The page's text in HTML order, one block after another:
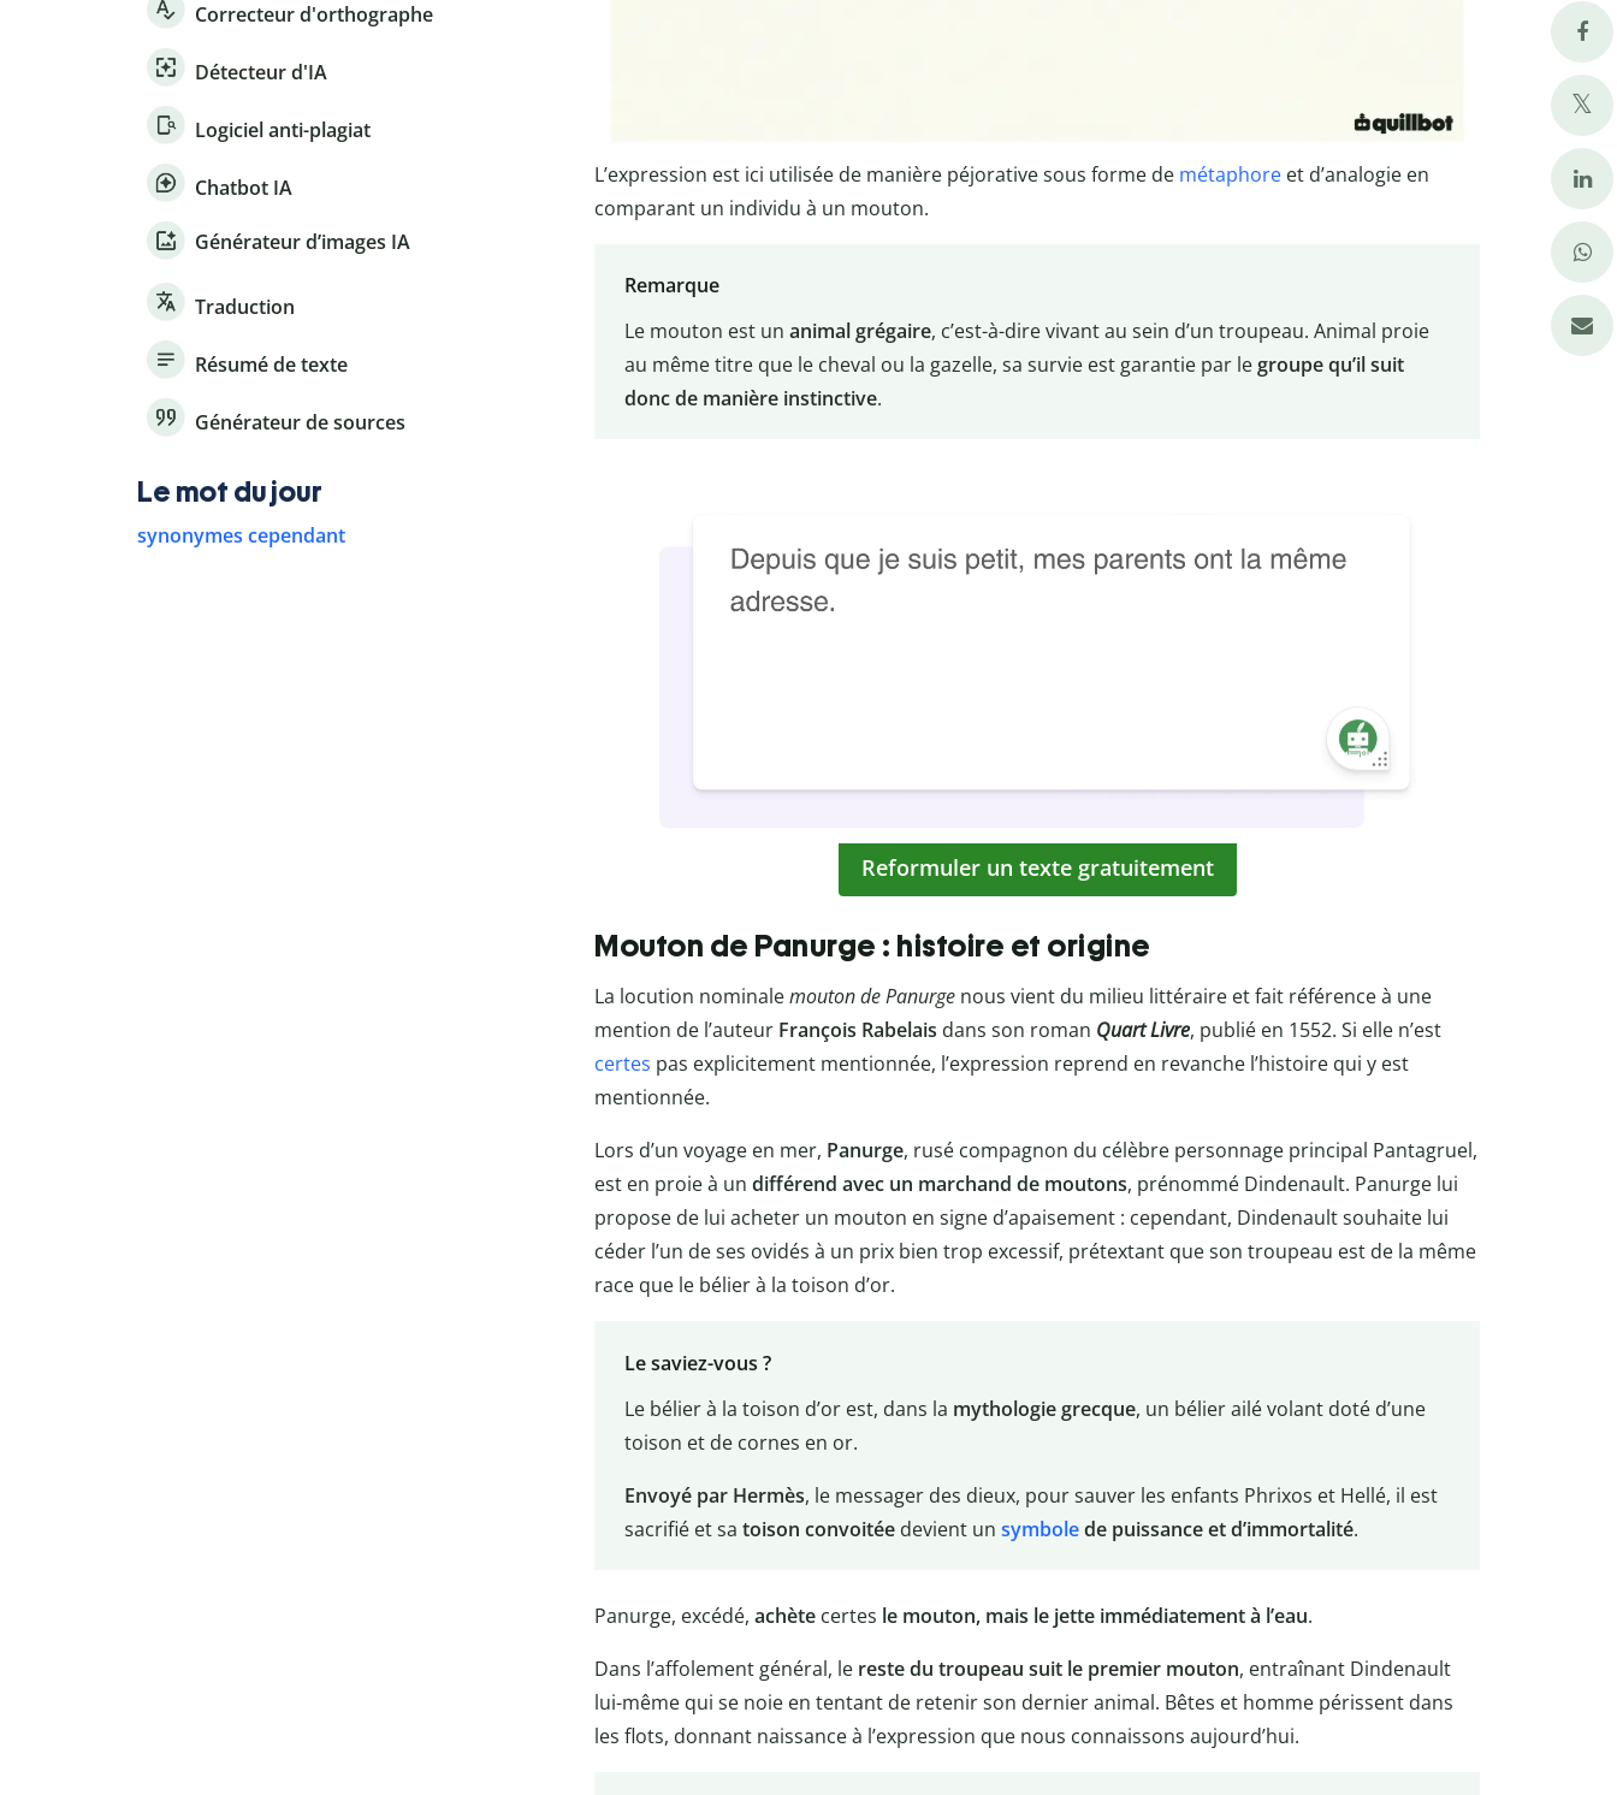
L’expression est ici utilisée de manière péjorative sous forme de métaphore et d’analogie en
comparant un individu à un mouton.
Remarque
Le mouton est un animal grégaire, c’est-à-dire vivant au sein d’un troupeau. Animal proie
au même titre que le cheval ou la gazelle, sa survie est garantie par legroupe qu’il suit
donc de manière instinctive.
Reformuler un texte gratuitement
Mouton de Panurge : histoire et origine
La locution nominalemouton de Panurge nous vient du milieu littéraire et fait référence à une
mention de l’auteur François Rabelais dans son roman Quart Livre, publié en 1552. Si elle n’est
certes pas explicitement mentionnée, l’expression reprend en revanche l’histoire qui y est
mentionnée.
Lors d’un voyage en mer, Panurge, rusé compagnon du célèbre personnage principal Pantagruel,
est en proie à un différend avec un marchand de moutons, prénommé Dindenault. Panurge lui
propose de lui acheter un mouton en signe d’apaisement : cependant, Dindenault souhaite lui
céder l’un de ses ovidés à un prix bien trop excessif, prétextant que son troupeau est de la même
race que le bélier à la toison d’or.
Le saviez-vous ?
Le bélier à la toison d’or est, dans la mythologie grecque, un bélier ailé volant doté d’une
toison et de cornes en or.
Envoyé par Hermès, le messager des dieux, pour sauver les enfants Phrixos et Hellé, il est
sacrifié et sa toison convoitéedevient un symbolede puissance et d’immortalité.
Panurge, excédé, achète certes le mouton, mais le jette immédiatement à l’eau.
Dans l’affolement général, le reste du troupeau suit le premier mouton, entraînant Dindenault
lui-même qui se noie en tentant de retenir son dernier animal. Bêtes et homme périssent dans
les flots, donnant naissance à l’expression que nous connaissons aujourd’hui.
Correcteur d'orthographe
Détecteur d'IA
Logiciel anti-plagiat
Chatbot IA
Générateur d’images IA
Traduction
Résumé de texte
Générateur de sources
Le mot du jour
synonymes cependant